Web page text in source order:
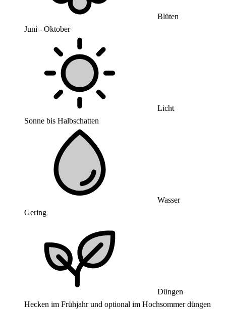
Blüten
Juni - Oktober
Licht
Sonne bis Halbschatten
Wasser
Gering
Düngen
Hecken im Frühjahr und optional im Hochsommer düngen